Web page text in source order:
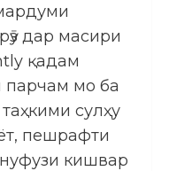
дар масири
қадам
парчам мо ба
сулҳу
пешрафти
кишвар